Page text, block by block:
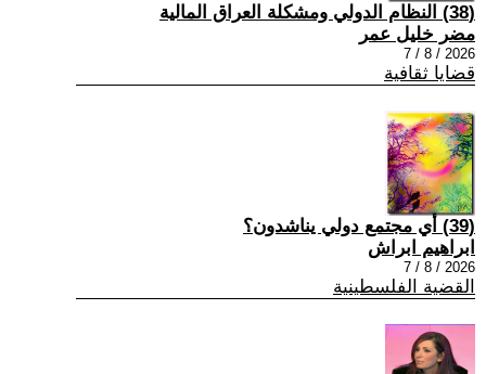
(38) النظام الدولي ومشكلة العراق المالية
مضر خليل عمر
2026 / 8 / 7
قضايا ثقافية
(39) أي مجتمع دولي يناشدون؟
ابراهيم ابراش
2026 / 8 / 7
القضية الفلسطينية